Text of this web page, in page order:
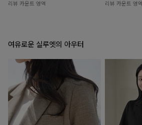
리뷰 카운트 영역 리뷰 카운트 영역
여유로운 실루엣의 아우터